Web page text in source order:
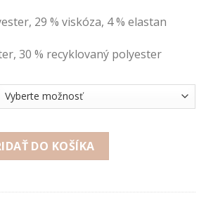
29 % viskóza, 4 % elastan
30 % recyklovaný polyester
DO KOŠÍKA